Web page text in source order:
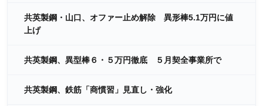
共英製鋼・山口、オファー止め解除 異形棒5.1万円に値
上げ
共英製鋼、異型棒６・５万円徹底 ５月契全事業所で
共英製鋼、鉄筋「商慣習」見直し・強化